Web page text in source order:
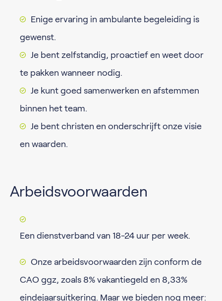
Enige ervaring in ambulante begeleiding is
gewenst.
Je bent zelfstandig, proactief en weet door
te pakken wanneer nodig.
Je kunt goed samenwerken en afstemmen
binnen het team.
Je bent christen en onderschrijft onze visie
en waarden.
Arbeidsvoorwaarden
Een dienstverband van 18-24 uur per week.
Onze arbeidsvoorwaarden zijn conform de
CAO ggz, zoals 8% vakantiegeld en 8,33%
eindejaarsuitkering. Maar we bieden nog meer: